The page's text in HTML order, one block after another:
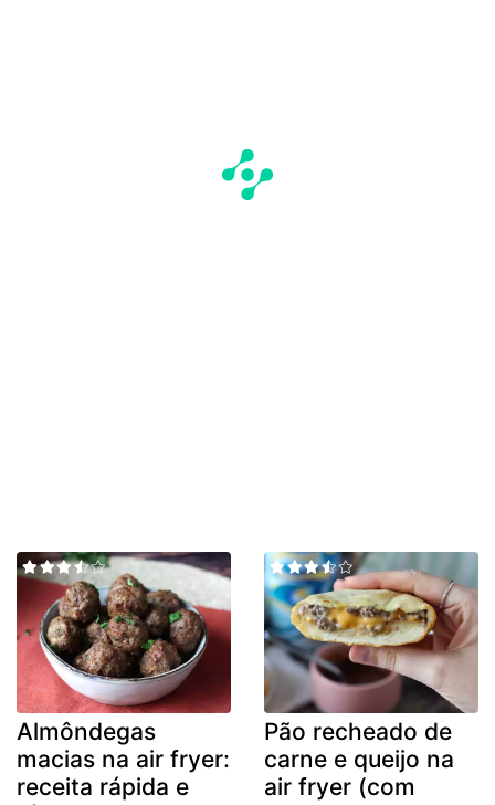
Almôndegas
macias na air fryer:
receita rápida e
Pão recheado de
carne e queijo na
air fryer (com